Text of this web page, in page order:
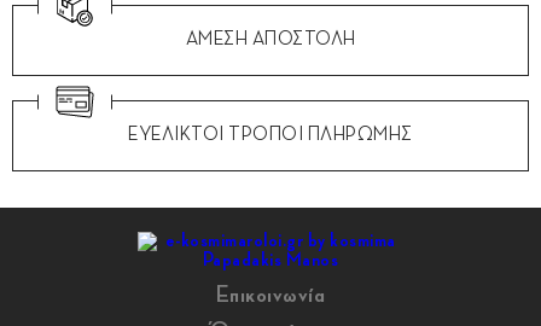
ΑΜΕΣΗ ΑΠΟΣΤΟΛΗ
ΕΥΕΛΙΚΤΟΙ ΤΡΟΠΟΙ ΠΛΗΡΩΜΗΣ
Επικοινωνία